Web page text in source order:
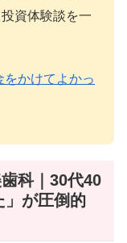
資体験談を一
をかけてよかっ
科｜30代40
」が圧倒的